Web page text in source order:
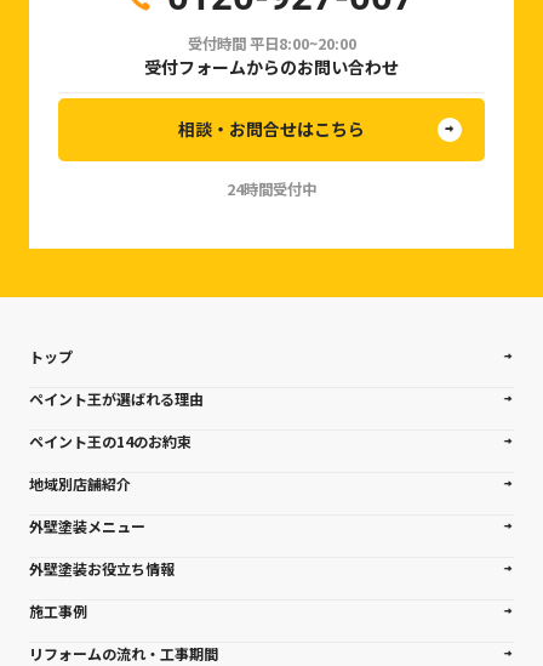
受付時間 平日8:00~20:00
受付フォームからのお問い合わせ
相談・お問合せはこちら
24時間受付中
トップ
ペイント王が選ばれる理由
ペイント王の14のお約束
地域別店舗紹介
外壁塗装メニュー
外壁塗装お役立ち情報
施工事例
リフォームの流れ・工事期間